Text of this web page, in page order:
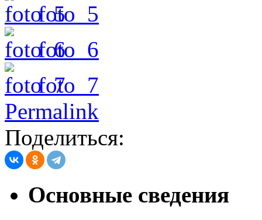
foto_5
foto_6
foto_7
Permalink
Поделиться:
Основные сведения